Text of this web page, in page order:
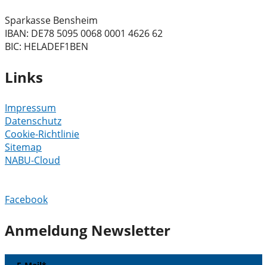
Sparkasse Bensheim
IBAN: DE78 5095 0068 0001 4626 62
BIC: HELADEF1BEN
Links
Impressum
Datenschutz
Cookie-Richtlinie
Sitemap
NABU-Cloud
Facebook
Anmeldung Newsletter